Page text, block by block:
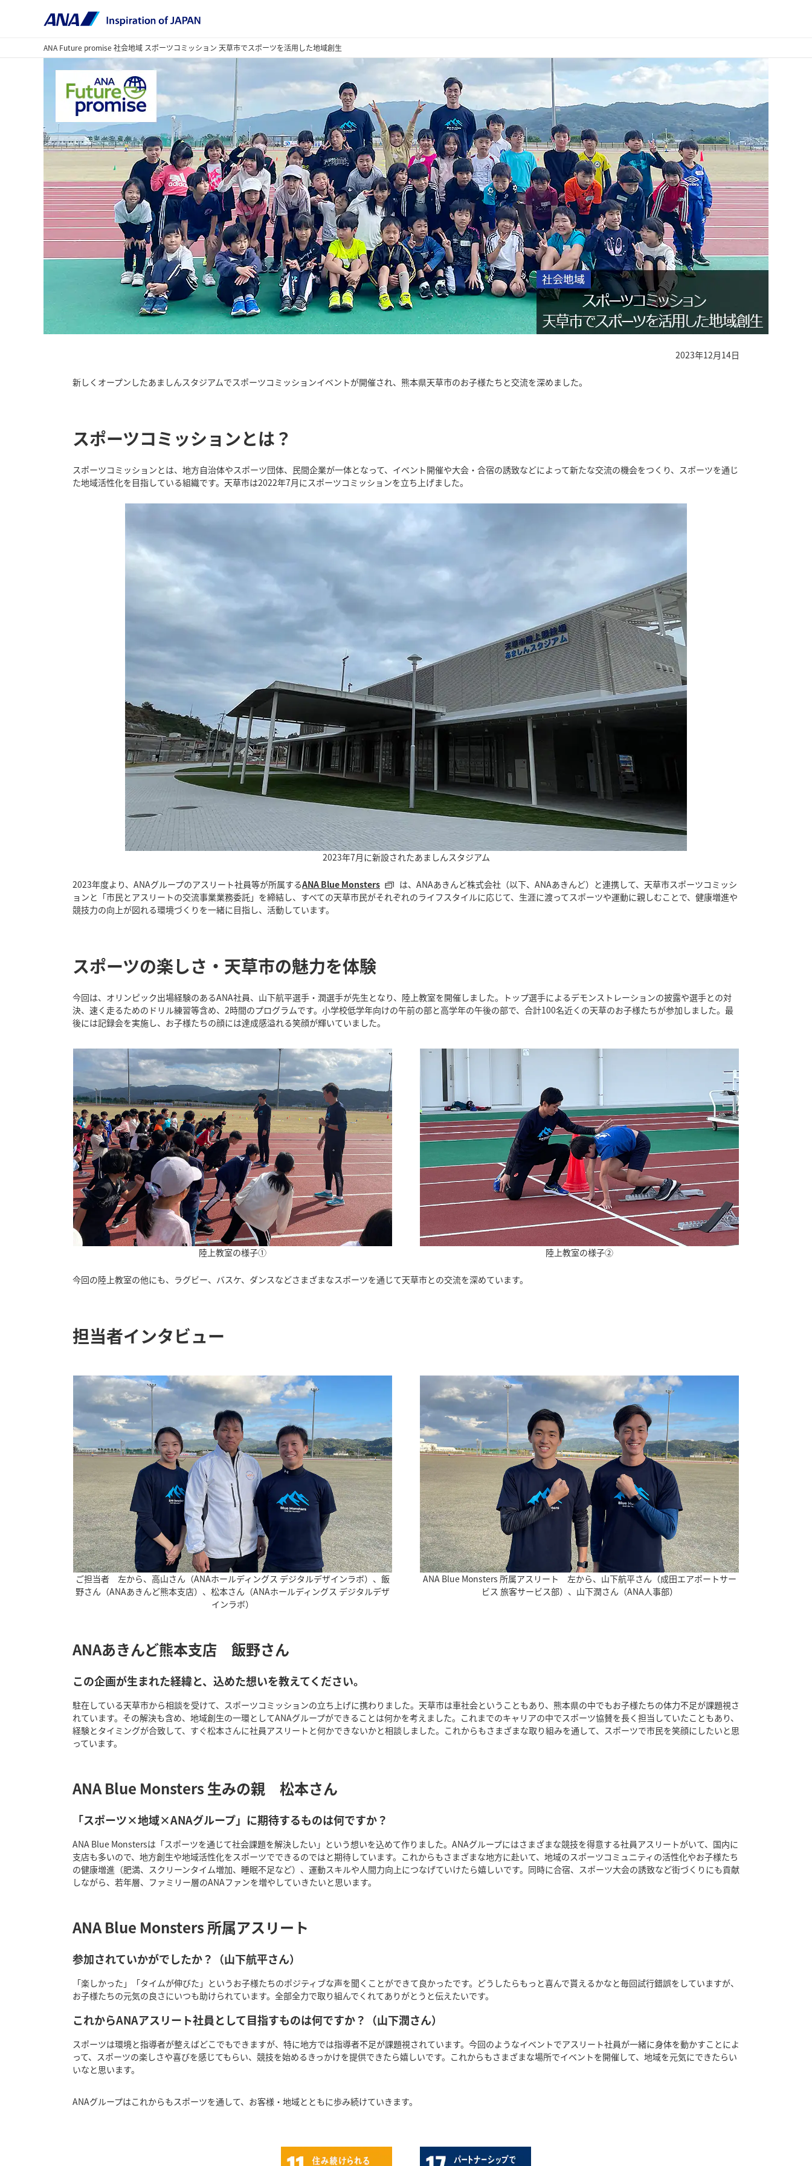
ANA Future promise 社会地域 スポーツコミッション 天草市でスポーツを活用した地域創生
2023年12月14日
新しくオープンしたあましんスタジアムでスポーツコミッションイベントが開催され、熊本県天草市のお子様たちと交流を深めました。
スポーツコミッションとは？
スポーツコミッションとは、地方自治体やスポーツ団体、民間企業が一体となって、イベント開催や大会・合宿の誘致などによって新たな交流の機会をつくり、スポーツを通じ
た地域活性化を目指している組織です。天草市は2022年7月にスポーツコミッションを立ち上げました。
2023年7月に新設されたあましんスタジアム
2023年度より、ANAグループのアスリート社員等が所属するANA Blue Monsters
は、ANAあきんど株式会社（以下、ANAあきんど）と連携して、天草市スポーツコミッシ
ョンと「市民とアスリートの交流事業業務委託」を締結し、すべての天草市民がそれぞれのライフスタイルに応じて、生涯に渡ってスポーツや運動に親しむことで、健康増進や
競技力の向上が図れる環境づくりを一緒に目指し、活動しています。
スポーツの楽しさ・天草市の魅力を体験
今回は、オリンピック出場経験のあるANA社員、山下航平選手・潤選手が先生となり、陸上教室を開催しました。トップ選手によるデモンストレーションの披露や選手との対
決、速く走るためのドリル練習等含め、2時間のプログラムです。小学校低学年向けの午前の部と高学年の午後の部で、合計100名近くの天草のお子様たちが参加しました。最
後には記録会を実施し、お子様たちの顔には達成感溢れる笑顔が輝いていました。
陸上教室の様子① 陸上教室の様子②
今回の陸上教室の他にも、ラグビー、バスケ、ダンスなどさまざまなスポーツを通じて天草市との交流を深めています。
担当者インタビュー
ご担当者 左から、高山さん（ANAホールディングス デジタルデザインラボ）、飯
野さん（ANAあきんど熊本支店）、松本さん（ANAホールディングス デジタルデザ
インラボ）
ANA Blue Monsters 所属アスリート 左から、山下航平さん（成田エアポートサー
ビス 旅客サービス部）、山下潤さん（ANA人事部）
ANAあきんど熊本支店 飯野さん
この企画が生まれた経緯と、込めた想いを教えてください。
駐在している天草市から相談を受けて、スポーツコミッションの立ち上げに携わりました。天草市は車社会ということもあり、熊本県の中でもお子様たちの体力不足が課題視さ
れています。その解決も含め、地域創生の一環としてANAグループができることは何かを考えました。これまでのキャリアの中でスポーツ協賛を長く担当していたこともあり、
経験とタイミングが合致して、すぐ松本さんに社員アスリートと何かできないかと相談しました。これからもさまざまな取り組みを通して、スポーツで市民を笑顔にしたいと思
っています。
ANA Blue Monsters 生みの親 松本さん
「スポーツ×地域×ANAグループ」に期待するものは何ですか？
ANA Blue Monstersは「スポーツを通じて社会課題を解決したい」という想いを込めて作りました。ANAグループにはさまざまな競技を得意する社員アスリートがいて、国内に
支店も多いので、地方創生や地域活性化をスポーツでできるのではと期待しています。これからもさまざまな地方に赴いて、地域のスポーツコミュニティの活性化やお子様たち
の健康増進（肥満、スクリーンタイム増加、睡眠不足など）、運動スキルや人間力向上につなげていけたら嬉しいです。同時に合宿、スポーツ大会の誘致など街づくりにも貢献
しながら、若年層、ファミリー層のANAファンを増やしていきたいと思います。
ANA Blue Monsters 所属アスリート
参加されていかがでしたか？（山下航平さん）
「楽しかった」「タイムが伸びた」というお子様たちのポジティブな声を聞くことができて良かったです。どうしたらもっと喜んで貰えるかなと毎回試行錯誤をしていますが、
お子様たちの元気の良さにいつも助けられています。全部全力で取り組んでくれてありがとうと伝えたいです。
これからANAアスリート社員として目指すものは何ですか？（山下潤さん）
スポーツは環境と指導者が整えばどこでもできますが、特に地方では指導者不足が課題視されています。今回のようなイベントでアスリート社員が一緒に身体を動かすことによ
って、スポーツの楽しさや喜びを感じてもらい、競技を始めるきっかけを提供できたら嬉しいです。これからもさまざまな場所でイベントを開催して、地域を元気にできたらい
いなと思います。
ANAグループはこれからもスポーツを通して、お客様・地域とともに歩み続けていきます。